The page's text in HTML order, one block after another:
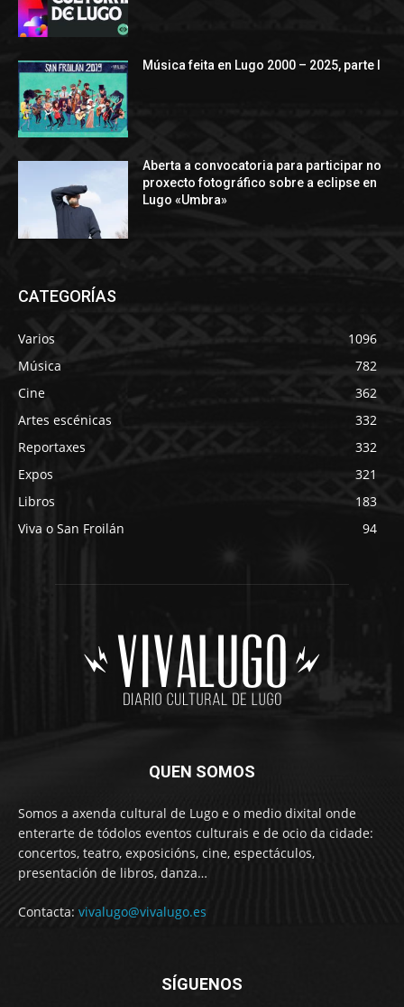
Música feita en Lugo 2000 – 2025, parte I
Aberta a convocatoria para participar no
proxecto fotográfico sobre a eclipse en
Lugo «Umbra»
CATEGORÍAS
Varios
1096
Música
782
Cine
362
Artes escénicas
332
Reportaxes
332
Expos
321
Libros
183
Viva o San Froilán
94
QUEN SOMOS
Somos a axenda cultural de Lugo e o medio dixital onde
enterarte de tódolos eventos culturais e de ocio da cidade:
concertos, teatro, exposicións, cine, espectáculos,
presentación de libros, danza…
Contacta: vivalugo@vivalugo.es
SÍGUENOS